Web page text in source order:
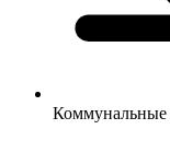
Коммунальные